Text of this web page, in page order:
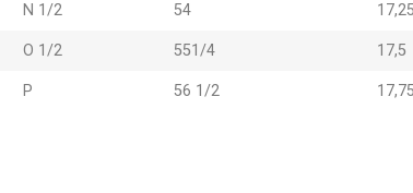
N 1/2 54
O 1/2 551/4 17,5
P 56 1/2